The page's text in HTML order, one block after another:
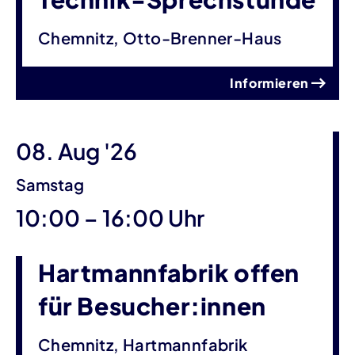
Chemnitz, Otto-Brenner-Haus
Informieren
08. Aug '26
Samstag
10:00 – bis
16:00 Uhr
Hartmannfabrik offen
für Besucher:innen
Chemnitz, Hartmannfabrik